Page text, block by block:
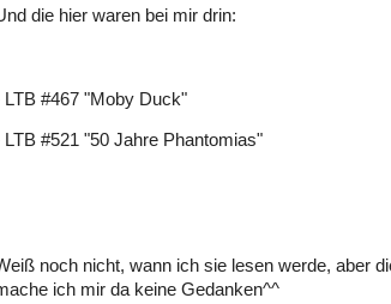
die hier waren bei mir drin:
LTB #467 "Moby Duck"
LTB #521 "50 Jahre Phantomias"
noch nicht, wann ich sie lesen werde, aber
ich mir da keine Gedanken^^